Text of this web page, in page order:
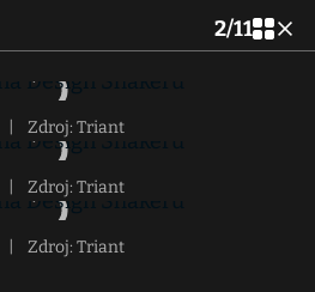
2/11
Zdroj: Triant
Zdroj: Triant
Zdroj: Triant